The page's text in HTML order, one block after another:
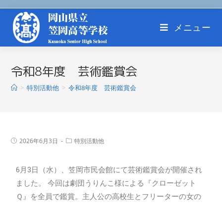
メニュー
令和8年度 芸術鑑賞会
> 特別活動他 > 令和8年度 芸術鑑賞会
2026年6月3日 特別活動他
6月3日（水）、笠岡市民会館にて芸術鑑賞会が開催され
ました。 今回は劇団うりんこ様による『クローゼット
Ｑ』を全員で鑑賞。主人公の高校生とフリーターの女の